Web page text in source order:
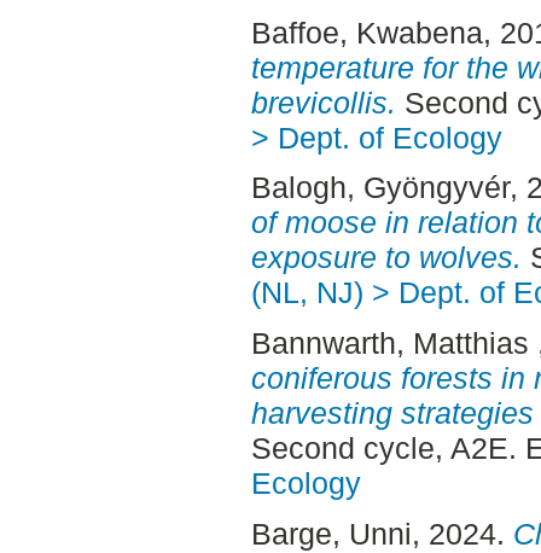
Baffoe, Kwabena,
temperature for the
brevicollis. Second
> Dept. of Ecology
Balogh, Gyöngyvér,
of moose in relation
exposure to wolves.
(NL, NJ) > Dept. of
Bannwarth, Matthias
coniferous forests in
harvesting
Second cycle, A2E.
Ecology
Barge, Unni, 2024.